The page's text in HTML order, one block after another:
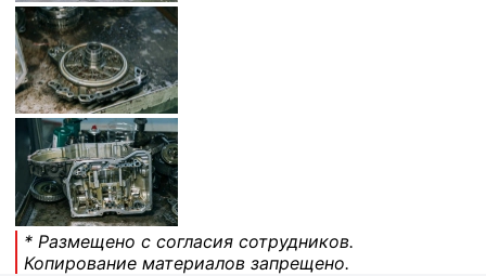
* Размещено с согласия сотрудников.
Копирование материалов запрещено.